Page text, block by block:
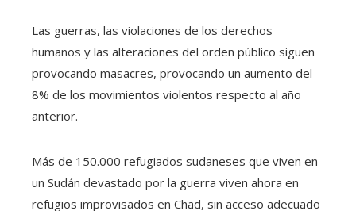
Las guerras, las violaciones de los derechos
humanos y las alteraciones del orden público siguen
provocando masacres, provocando un aumento del
8% de los movimientos violentos respecto al año
anterior.
Más de 150.000 refugiados sudaneses que viven en
un Sudán devastado por la guerra viven ahora en
refugios improvisados ​​en Chad, sin acceso adecuado